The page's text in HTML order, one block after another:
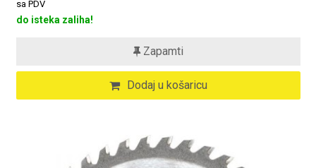
sa PDV
do isteka zaliha!
Zapamti
Dodaj u košaricu